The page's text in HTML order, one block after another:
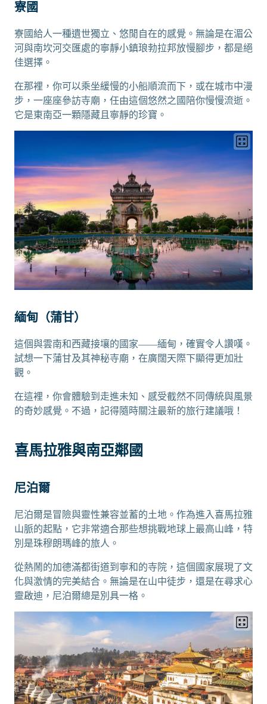
寮國
寮國給人一種遺世獨立、悠閒自在的感覺。無論是在湄公
河與南坎河交匯處的寧靜小鎮琅勃拉邦放慢腳步，都是絕
佳選擇。
在那裡，你可以乘坐緩慢的小船順流而下，或在城市中漫
步，一座座參訪寺廟，任由這個悠然之國陪你慢慢流逝。
它是東南亞一顆隱藏且寧靜的珍寶。
緬甸（蒲甘）
這個與雲南和西藏接壤的國家——緬甸，確實令人讚嘆。
試想一下蒲甘及其神秘寺廟，在廣闊天際下顯得更加壯
觀。
在這裡，你會體驗到走進未知、感受截然不同傳統與風景
的奇妙感覺。不過，記得隨時關注最新的旅行建議哦！
喜馬拉雅與南亞鄰國
尼泊爾
尼泊爾是冒險與靈性兼容並蓄的土地。作為進入喜馬拉雅
山脈的起點，它非常適合那些想挑戰地球上最高山峰，特
別是珠穆朗瑪峰的旅人。
從熱鬧的加德滿都街道到寧和的寺院，這個國家展現了文
化與激情的完美結合。無論是在山中徒步，還是在尋求心
靈啟迪，尼泊爾總是別具一格。